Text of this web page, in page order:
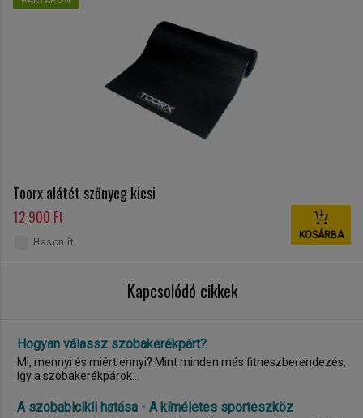
Toorx alátét szőnyeg kicsi
12 900 Ft
KOSÁRBA
Hasonlít
Kapcsolódó cikkek
Hogyan válassz szobakerékpárt?
Mi, mennyi és miért ennyi? Mint minden más fitneszberendezés,
így a szobakerékpárok...
A szobabicikli hatása - A kíméletes sporteszköz